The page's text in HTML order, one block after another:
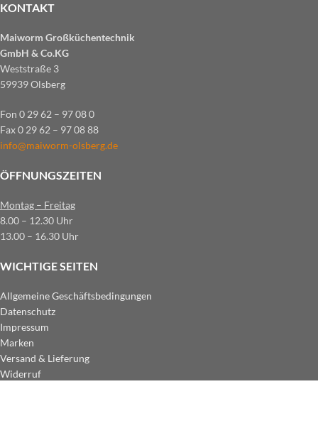
KONTAKT
Maiworm Großküchentechnik
GmbH & Co.KG
Weststraße 3
59939 Olsberg
Fon 0 29 62 – 97 08 0
Fax 0 29 62 – 97 08 88
info@maiworm-olsberg.de
ÖFFNUNGSZEITEN
Montag – Freitag
8.00 – 12.30 Uhr
13.00 – 16.30 Uhr
WICHTIGE SEITEN
Allgemeine Geschäftsbedingungen
Datenschutz
Impressum
Marken
Versand & Lieferung
Widerruf